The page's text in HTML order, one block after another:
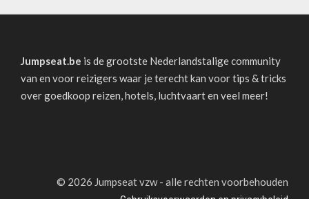
Jumpseat.be is de grootste Nederlandstalige community
van en voor reizigers waar je terecht kan voor tips & tricks
over goedkoop reizen, hotels, luchtvaart en veel meer!
© 2026 Jumpseat vzw - alle rechten voorbehouden